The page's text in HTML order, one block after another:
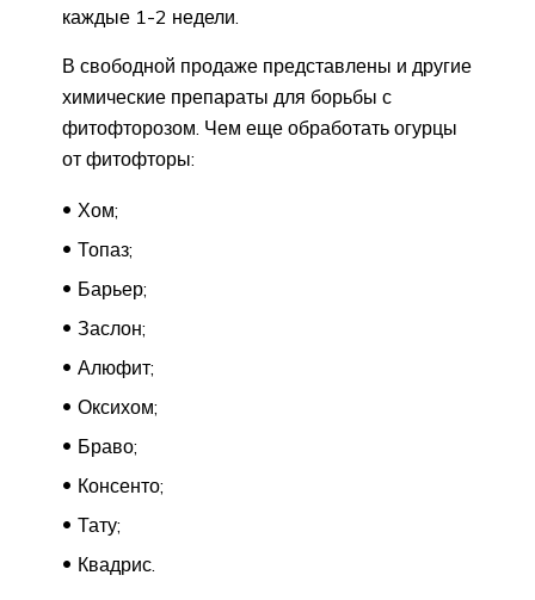
каждые 1-2 недели.
В свободной продаже представлены и другие
химические препараты для борьбы с
фитофторозом. Чем еще обработать огурцы
от фитофторы:
Хом;
Топаз;
Барьер;
Заслон;
Алюфит;
Оксихом;
Браво;
Консенто;
Тату;
Квадрис.